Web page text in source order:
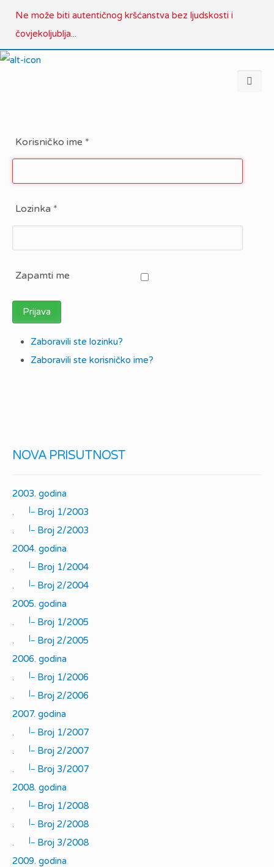
Ne može biti autentičnog kršćanstva bez ljudskosti i
čovjekoljublja...
Korisničko ime *
Lozinka *
Zapamti me
Prijava
Zaboravili ste lozinku?
Zaboravili ste korisničko ime?
NOVA PRISUTNOST
2003. godina
.
|_
Broj 1/2003
.
|_
Broj 2/2003
2004. godina
.
|_
Broj 1/2004
.
|_
Broj 2/2004
2005. godina
.
|_
Broj 1/2005
.
|_
Broj 2/2005
2006. godina
.
|_
Broj 1/2006
.
|_
Broj 2/2006
2007. godina
.
|_
Broj 1/2007
.
|_
Broj 2/2007
.
|_
Broj 3/2007
2008. godina
.
|_
Broj 1/2008
.
|_
Broj 2/2008
.
|_
Broj 3/2008
2009. godina